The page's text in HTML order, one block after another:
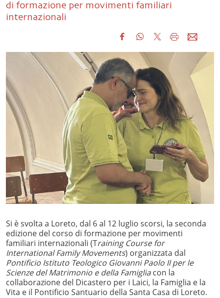
di formazione per movimenti familiari
internazionali
Si è svolta a Loreto, dal 6 al 12 luglio scorsi, la seconda
edizione del corso di formazione per movimenti
familiari internazionali (Training Course for
International Family Movements) organizzata dal
Pontificio Istituto Teologico Giovanni Paolo II per le
Scienze del Matrimonio e della Famigliacon la
collaborazione del Dicastero per i Laici, la Famiglia e la
Vita e il Pontificio Santuario della Santa Casa di Loreto.